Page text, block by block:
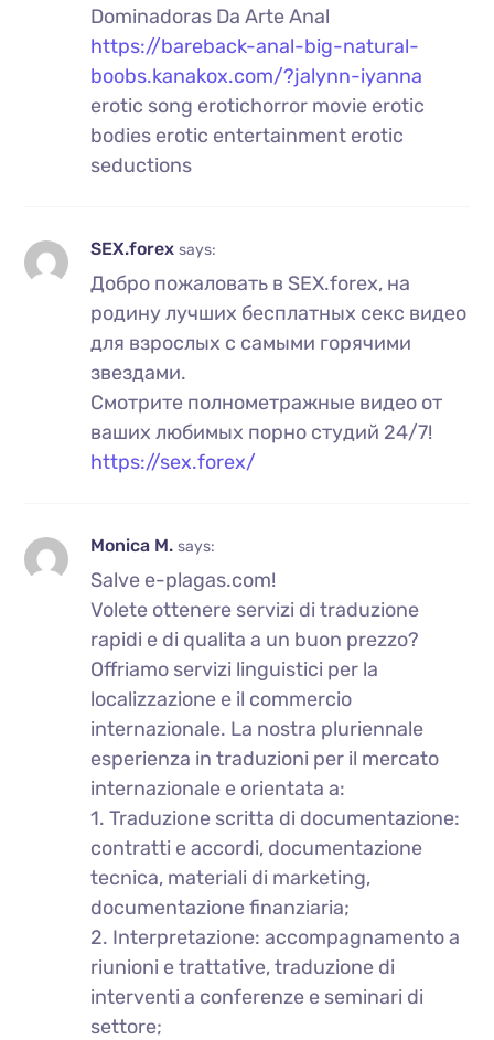
Dominadoras Da Arte Anal
https://bareback-anal-big-natural-
boobs.kanakox.com/?jalynn-iyanna
erotic song erotichorror movie erotic
bodies erotic entertainment erotic
seductions
SEX.forexsays:
Добро пожаловать в SEX.forex, на
родину лучших бесплатных секс видео
для взрослых с самыми горячими
звездами.
Смотрите полнометражные видео от
ваших любимых порно студий 24/7!
https://sex.forex/
Monica M.says:
Salve e-plagas.com!
Volete ottenere servizi di traduzione
rapidi e di qualita a un buon prezzo?
Offriamo servizi linguistici per la
localizzazione e il commercio
internazionale. La nostra pluriennale
esperienza in traduzioni per il mercato
internazionale e orientata a:
1. Traduzione scritta di documentazione:
contratti e accordi, documentazione
tecnica, materiali di marketing,
documentazione finanziaria;
2. Interpretazione: accompagnamento a
riunioni e trattative, traduzione di
interventi a conferenze e seminari di
settore;